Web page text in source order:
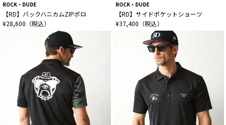
ROCK・DUDE
【RD】バックハニカムZIPポロ
¥28,600（税込）
ROCK・DUDE
【RD】サイドポケットショーツ
¥37,400（税込）